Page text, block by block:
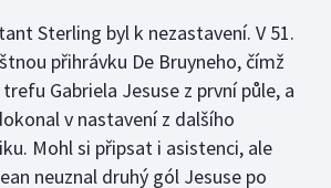
Sterling byl k nezastavení. V 51.
přihrávku De Bruyneho, čímž
Gabriela Jesuse z první půle, a
v nastavení z dalšího
Mohl si připsat i asistenci, ale
neuznal druhý gól Jesuse po